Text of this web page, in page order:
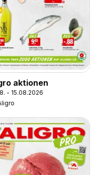
aktionen
- 15.08.2026